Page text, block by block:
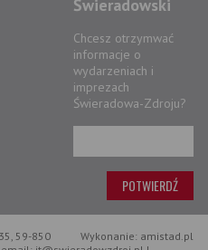
Świeradowski
Chcesz otrzymwać
informacje o
wydarzeniach i
imprezach
Świeradowa-Zdroju?
Wykonanie: amistad.pl
59-850